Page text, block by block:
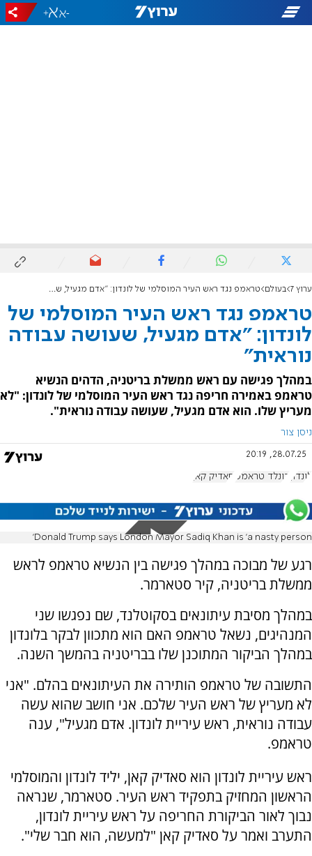
-
+
ערוץ 7 בעולם טראמפ נגד ראש העיר המוסלמי של לונדון: "אדם מגעיל, שעושה עבודה נוראית"
טראמפ נגד ראש העיר המוסלמי של
לונדון: "אדם מגעיל, שעושה עבודה
נוראית"
במהלך פגישה עם ראש ממשלת בריטניה, הדהים הנשיא
טראמפ באמירה חריפה נגד ראש העיר המוסלמי של לונדון: "לא
מעריץ שלו. הוא אדם מגעיל, שעושה עבודה נוראית".
ניסן צור
28.07.25, 20:19
לונדון דונלד טראמפ סאדיק קאן
Donald Trump says London Mayor Sadiq Khan is 'a nasty person'
רגע של מבוכה במהלך פגישה בין הנשיא טראמפ לראש
ממשלת בריטניה, קיר סטארמר.
במהלך מסיבת עיתונאים בסקוטלנד, שם נפגשו שני
המנהיגים, נשאל טראמפ האם הוא מתכוון לבקר בלונדון
במהלך הביקור המתוכנן שלו בבריטניה בהמשך השנה.
התשובה של טראמפ הותירה את העיתונאים בהלם. "אני
לא מעריץ של ראש העיר שלכם. אני חושב שהוא עשה
עבודה נוראית, ראש עיריית לונדון. אדם מגעיל", ענה
טראמפ.
ראש עיריית לונדון הוא סאדיק קאן, יליד לונדון והמוסלמי
הראשון המחזיק בתפקיד ראש העיר. סטארמר, שנראה
נבוך לאור הביקורת החריפה על ראש עיריית לונדון,
התערב ואמר על סאדיק קאן "למעשה, הוא חבר שלי".